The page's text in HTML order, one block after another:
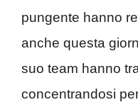
pungente hanno
anche questa
suo team hanno
concentrandosi